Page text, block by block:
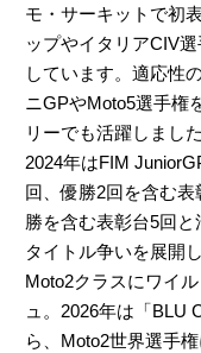
モ・サーキットで初
ップやイタリアCIV
しています。適応性
ニGPやMoto5選手権
リーでも活躍しました
2024年はFIM
回、優勝2回を含む
勝を含む表彰台5回
タイトル争いを展開
Moto2クラスにワイ
ュ。2026年は「BLU
ら、Moto2世界選手権